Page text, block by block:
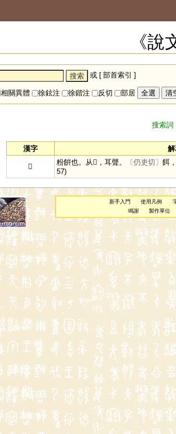
《
或 [ 部首索引 ]
相關異體 徐鉉注 徐鍇注 反切 部居 全選 清
搜索詞
漢字
𩱓
粉餠也。从𩰲，耳聲。 〔仍吏切〕 餌
57)
新手入門 使用凡例
鳴謝
製作單位